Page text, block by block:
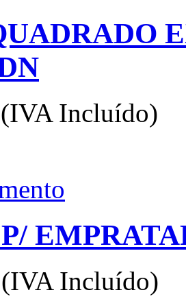
(IVA Incluído)
(IVA Incluído)